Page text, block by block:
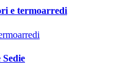
e termoarredi
Sedie